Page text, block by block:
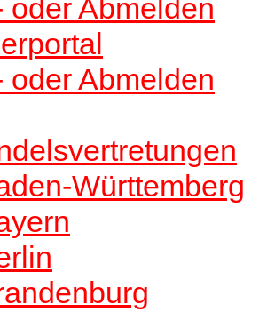
oder Abmelden
oder Abmelden
Württemberg